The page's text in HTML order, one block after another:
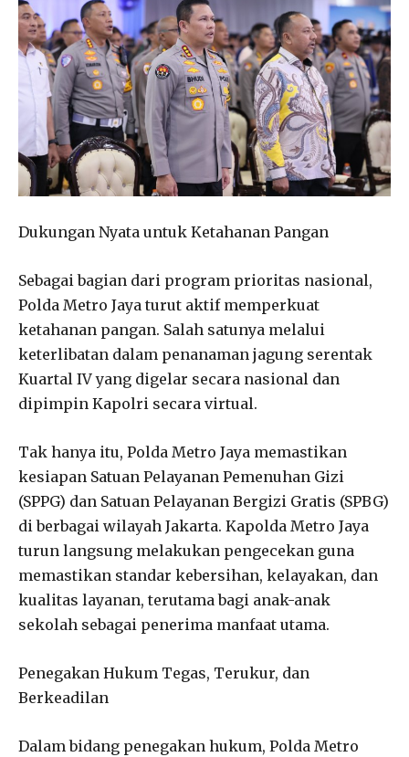
Dukungan Nyata untuk Ketahanan Pangan
Sebagai bagian dari program prioritas nasional,
Polda Metro Jaya turut aktif memperkuat
ketahanan pangan. Salah satunya melalui
keterlibatan dalam penanaman jagung serentak
Kuartal IV yang digelar secara nasional dan
dipimpin Kapolri secara virtual.
Tak hanya itu, Polda Metro Jaya memastikan
kesiapan Satuan Pelayanan Pemenuhan Gizi
(SPPG) dan Satuan Pelayanan Bergizi Gratis (SPBG)
di berbagai wilayah Jakarta. Kapolda Metro Jaya
turun langsung melakukan pengecekan guna
memastikan standar kebersihan, kelayakan, dan
kualitas layanan, terutama bagi anak-anak
sekolah sebagai penerima manfaat utama.
Penegakan Hukum Tegas, Terukur, dan
Berkeadilan
Dalam bidang penegakan hukum, Polda Metro